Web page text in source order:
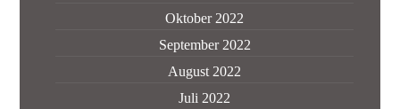
Oktober 2022
September 2022
August 2022
Juli 2022